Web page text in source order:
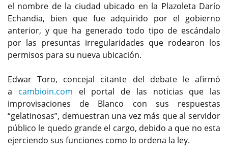
el nombre de la ciudad ubicado en la Plazoleta Darío
Echandia, bien que fue adquirido por el gobierno
anterior, y que ha generado todo tipo de escándalo
por las presuntas irregularidades que rodearon los
permisos para su nueva ubicación.
Edwar Toro, concejal citante del debate le afirmó
a cambioin.com el portal de las noticias que las
improvisaciones de Blanco con sus respuestas
“gelatinosas”, demuestran una vez más que al servidor
público le quedo grande el cargo, debido a que no esta
ejerciendo sus funciones como lo ordena la ley.